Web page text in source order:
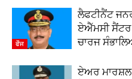
ਫੌਜ
ਲੈਫਟੀਨੈਂਟ
ਏਐੱਮਸੀ
ਚਾਰਜ
ਏਅਰ